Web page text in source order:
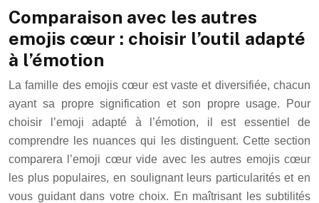
Comparaison avec les autres
emojis cœur : choisir l’outil adapté
à l’émotion
La famille des emojis cœur est vaste et diversifiée, chacun
ayant sa propre signification et son propre usage. Pour
choisir l’emoji adapté à l’émotion, il est essentiel de
comprendre les nuances qui les distinguent. Cette section
comparera l’emoji cœur vide avec les autres emojis cœur
les plus populaires, en soulignant leurs particularités et en
vous guidant dans votre choix. En maîtrisant les subtilités